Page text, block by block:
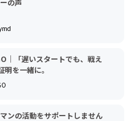
の声
｜「遅いスタートでも、戦え
を一緒に。
ンの活動をサポートしません